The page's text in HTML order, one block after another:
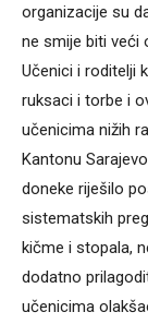
organizacije su
ne smije biti veći
Učenici i roditelji
ruksaci i torbe i
učenicima nižih
Kantonu
doneke riješilo
sistematskih
kičme i stopala,
dodatno
učenicima